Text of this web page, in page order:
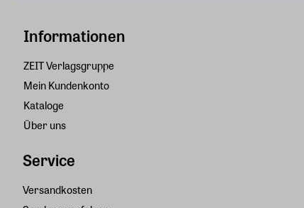
Informationen
ZEIT Verlagsgruppe
Mein Kundenkonto
Kataloge
Über uns
Service
Versandkosten